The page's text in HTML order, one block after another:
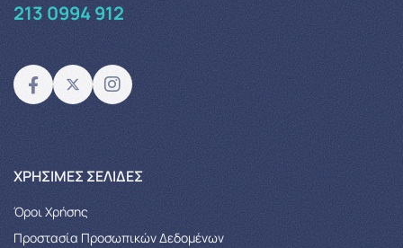
213 0994 912
XΡΉΣΙΜΕΣ ΣΕΛΊΔΕΣ
Όροι Χρήσης
Προστασία Προσωπικών Δεδομένων